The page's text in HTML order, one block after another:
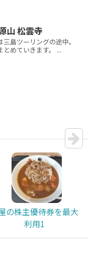
山 松雲寺
島ツーリングの途中。
めていきます。 ...
の株主優待券を最大
利用1